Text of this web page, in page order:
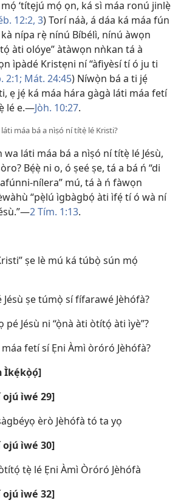
mọ́ ‘títẹjú mọ́ ọn, ká sì máa ronú jinlẹ̀
12:2, 3) Torí náà, á dáa ká máa fún
nípa rẹ̀ nínú Bíbélì, nínú àwọn
àti olóye” àtàwọn nǹkan tá à
ìpàdé Kristẹni ní “àfiyèsí tí ó ju ti
2:1; Mát. 24:45) Níwọ̀n bá a ti jẹ́
ẹ jẹ́ ká máa hára gàgà láti máa fetí
lé e.—Jòh. 10:27.
máa bá a nìṣó ní títẹ̀ lé Kristi?
wa láti máa bá a nìṣó ní títẹ̀ lé Jésù,
Bẹ́ẹ̀ ni o, ó ṣeé ṣe, tá a bá ń “di
nílera” mú, tá à ń fàwọn
“pẹ̀lú ìgbàgbọ́ àti ìfẹ́ tí ó wà ní
2 Tím. 1:13.
ṣe lè mú ká túbọ̀ sún mọ́
ṣe túmọ̀ sí fífarawé Jèhófà?
pé Jésù ni “ọ̀nà àti òtítọ́ àti ìyè”?
fetí sí Ẹni Àmì òróró Jèhófà?
Ìkẹ́kọ̀ọ́]
ìwé 29]
èrò Jèhófà tó ta yọ
ìwé 30]
tẹ̀ lé Ẹni Àmì Òróró Jèhófà
ìwé 32]